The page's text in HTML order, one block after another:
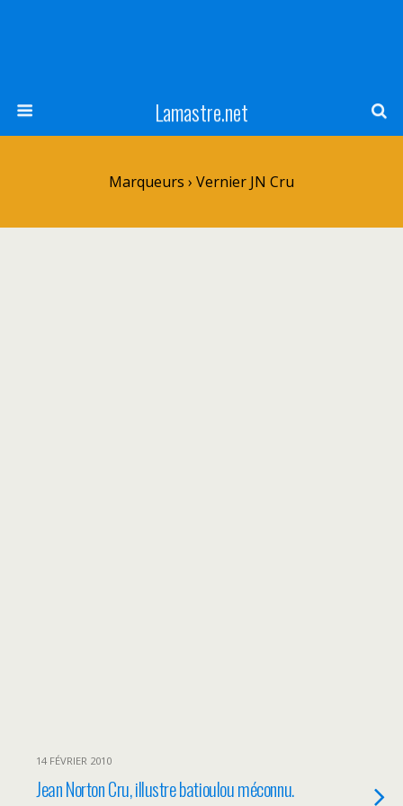
Lamastre.net
Marqueurs › Vernier JN Cru
14 FÉVRIER 2010
Jean Norton Cru, illustre batioulou méconnu.